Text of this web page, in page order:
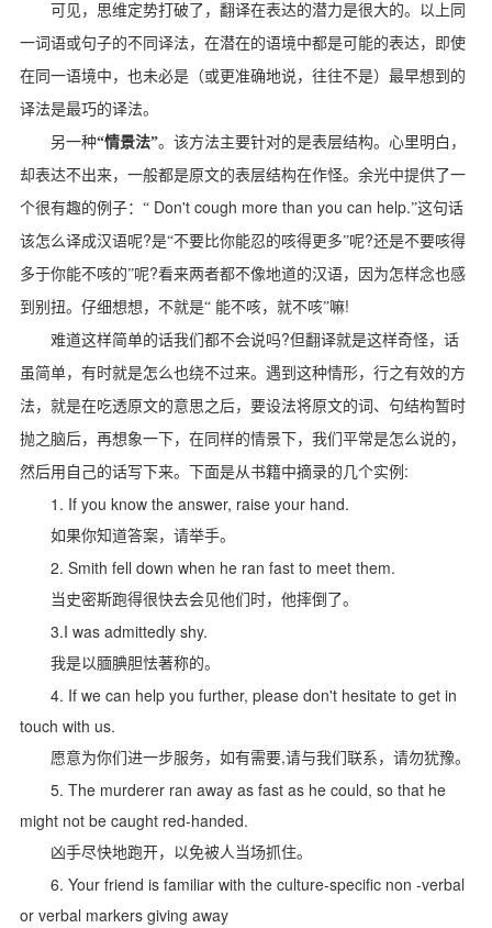
可见，思维定势打破了，翻译在表达的潜力是很大的。以上同
一词语或句子的不同译法，在潜在的语境中都是可能的表达，即使
在同一语境中，也未必是（或更准确地说，往往不是）最早想到的
译法是最巧的译法。
另一种“情景法”。该方法主要针对的是表层结构。心里明白，
却表达不出来，一般都是原文的表层结构在作怪。余光中提供了一
个很有趣的例子：“Don't cough more than you can help.”这句话
该怎么译成汉语呢?是“不要比你能忍的咳得更多”呢?还是不要咳得
多于你能不咳的”呢?看来两者都不像地道的汉语，因为怎样念也感
到别扭。仔细想想，不就是“ 能不咳，就不咳”嘛!
难道这样简单的话我们都不会说吗?但翻译就是这样奇怪，话
虽简单，有时就是怎么也绕不过来。遇到这种情形，行之有效的方
法，就是在吃透原文的意思之后，要设法将原文的词、句结构暂时
抛之脑后，再想象一下，在同样的情景下，我们平常是怎么说的，
然后用自己的话写下来。下面是从书籍中摘录的几个实例 :
1. If you know the answer, raise your hand.
如果你知道答案，请举手。
2. Smith fell down when he ran fast to meet them.
当史密斯跑得很快去会见他们时，他摔倒了。
3.I was admittedly shy.
我是以腼腆胆怯著称的。
4. If we can help you further, please don't hesitate to get in
touch with us.
愿意为你们进一步服务，如有需要,请与我们联系，请勿犹豫。
5. The murderer ran away as fast as he could, so that he
might not be caught red-handed.
凶手尽快地跑开，以免被人当场抓住。
6. Your friend is familiar with the culture-specific non -verbal
or verbal markers giving away